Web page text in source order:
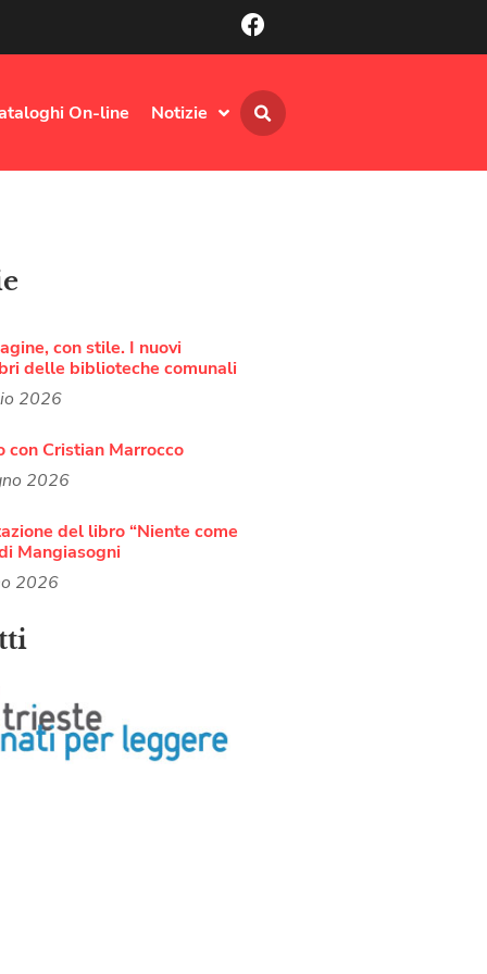
On-line Notizie
con stile. I nuovi
delle biblioteche comunali
2026
con Cristian Marrocco
2026
del libro “Niente come
Mangiasogni
2026